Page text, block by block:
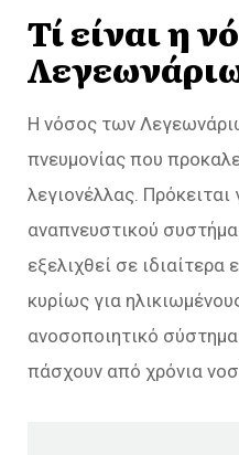
Τί είναι η
Η νόσος των
πνευμονίας που
λεγιονέλλας. Πρόκειται
αναπνευστικού
εξελιχθεί σε ιδιαίτερα
κυρίως για
ανοσοποιητικό
πάσχουν από χρόνια